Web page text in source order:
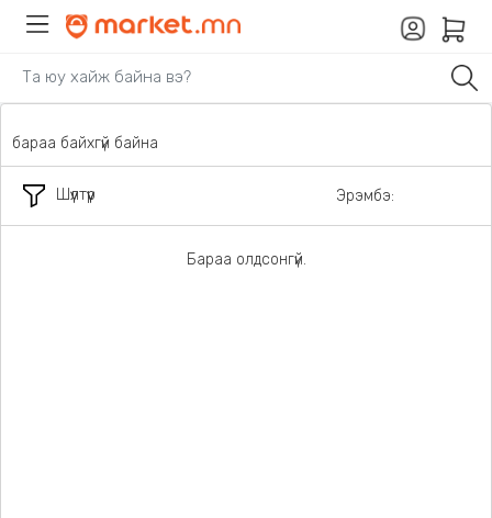
Шүүлтүүр
бараа байхгүй байна
Эрэмбэ:
Бараа олдсонгүй.